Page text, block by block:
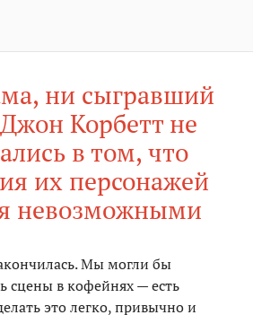
ни сыгравший
Корбетт не
в том, что
их персонажей
невозможными
Мы могли бы
сцены в кофейнях — есть
это легко, привычно и